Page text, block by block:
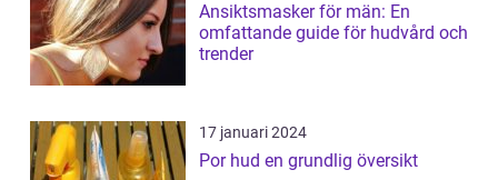
Ansiktsmasker för män: En
omfattande guide för hudvård och
trender
17 januari 2024
Por hud en grundlig översikt